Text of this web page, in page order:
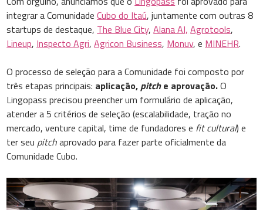
integrar a ComunidadeCubo do Itaú, juntamente com outras 8
startups de destaque, The Blue City,Alana AI, Agrotools,
Lineup, Inspecto Agri,Agricon Business, Monuv, e MINEHR.
O processo de seleção para a Comunidade foi composto por
três etapas principais: aplicação,pitche aprovação.O
Lingopass precisou preencher um formulário de aplicação,
atender a 5 critérios de seleção (escalabilidade, tração no
mercado, venture capital, time de fundadores e fit cultural) e
ter seu pitchaprovado para fazer parte oficialmente da
Comunidade Cubo.